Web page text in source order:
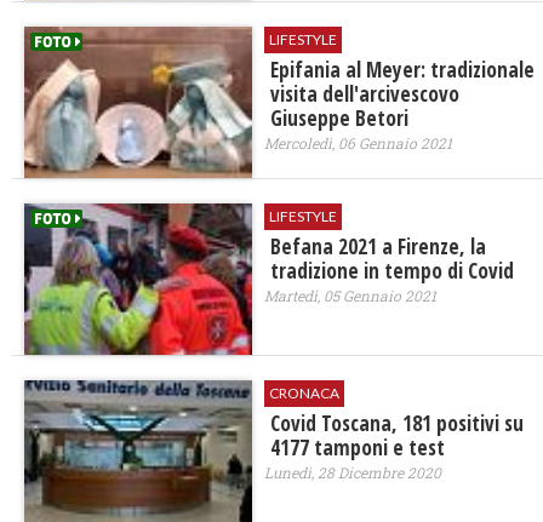
LIFESTYLE
Epifania al Meyer: tradizionale
visita dell'arcivescovo
Giuseppe Betori
Mercoledì, 06 Gennaio 2021
LIFESTYLE
Befana 2021 a Firenze, la
tradizione in tempo di Covid
Martedì, 05 Gennaio 2021
CRONACA
Covid Toscana, 181 positivi su
4177 tamponi e test
Lunedì, 28 Dicembre 2020